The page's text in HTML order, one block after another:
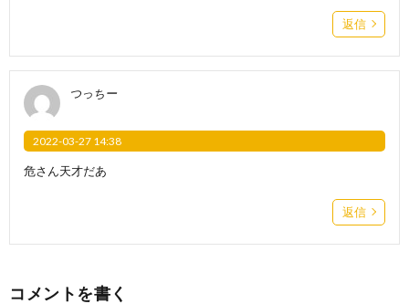
返信
つっちー
2022-03-27 14:38
危さん天才だあ
返信
コメントを書く